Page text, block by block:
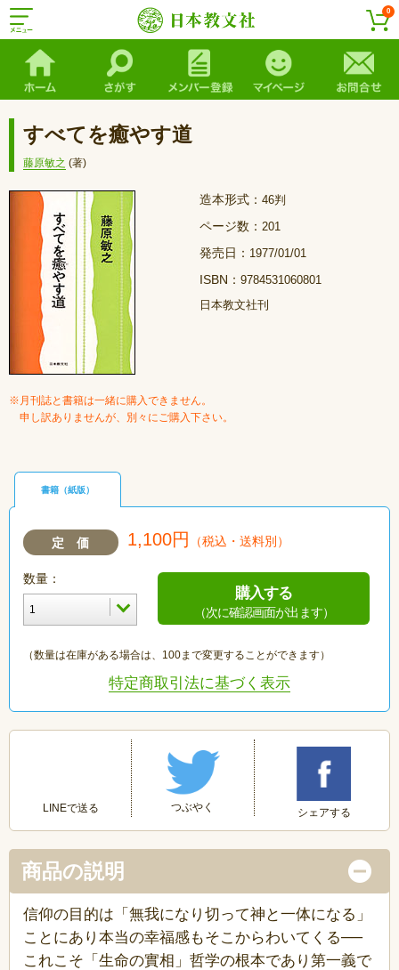
0
すべてを癒やす道
藤原敏之 (著)
造本形式： 46判
ページ数： 201
発売日： 1977/01/01
ISBN： 9784531060801
日本教文社刊
※月刊誌と書籍は一緒に購入できません。
申し訳ありませんが、別々にご購入下さい。
書籍（紙版）
定 価 1,100円 （税込・送料別）
数量：
購入する
（次に確認画面が出ます）
（数量は在庫がある場合は、100まで変更することができます）
特定商取引法に基づく表示
LINEで送る つぶやく シェアする
商品の説明
信仰の目的は「無我になり切って神と一体になる」
ことにあり本当の幸福感もそこからわいてくる──
これこそ「生命の實相」哲学の根本であり第一義で